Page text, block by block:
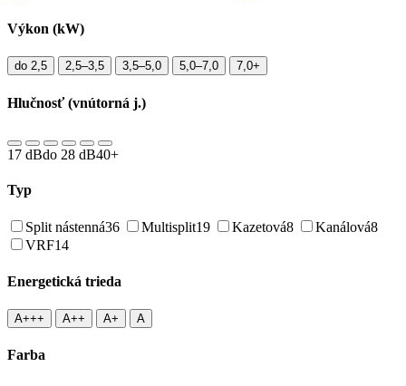
Výkon (kW)
do 2,5 2,5–3,5 3,5–5,0 5,0–7,0 7,0+
Hlučnosť (vnútorná j.)
17 dBdo 28 dB40+
Typ
Split nástenná36 Multisplit19 Kazetová8 Kanálová8
VRF14
Energetická trieda
A+++ A++ A+ A
Farba